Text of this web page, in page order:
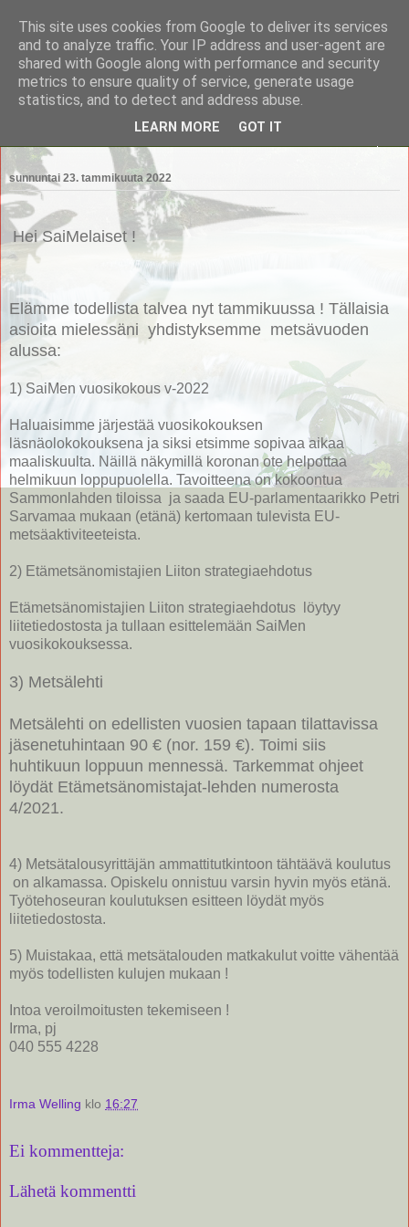
Saimaan Metsänomistajat
Saimaan Metsänomistajat
sunnuntai 23. tammikuuta 2022
Hei SaiMelaiset !
Elämme todellista talvea nyt tammikuussa ! Tällaisia
asioita mielessäni yhdistyksemme metsävuoden
alussa:
1) SaiMen vuosikokous v-2022
Haluaisimme järjestää vuosikokouksen
läsnäolokokouksena ja siksi etsimme sopivaa aikaa
maaliskuulta. Näillä näkymillä koronan ote helpottaa
helmikuun loppupuolella. Tavoitteena on kokoontua
Sammonlahden tiloissa ja saada EU-parlamentaarikko Petri
Sarvamaa mukaan (etänä) kertomaan tulevista EU-
metsäaktiviteeteista.
2) Etämetsänomistajien Liiton strategiaehdotus
Etämetsänomistajien Liiton strategiaehdotus löytyy
liitetiedostosta ja tullaan esittelemään SaiMen
vuosikokouksessa.
3) Metsälehti
Metsälehti on edellisten vuosien tapaan tilattavissa
jäsenetuhintaan 90 € (nor. 159 €). Toimi siis
huhtikuun loppuun mennessä. Tarkemmat ohjeet
löydät Etämetsänomistajat-lehden numerosta
4/2021.
4) Metsätalousyrittäjän ammattitutkintoon tähtäävä koulutus
on alkamassa. Opiskelu onnistuu varsin hyvin myös etänä.
Työtehoseuran koulutuksen esitteen löydät myös
liitetiedostosta.
5) Muistakaa, että metsätalouden matkakulut voitte vähentää
myös todellisten kulujen mukaan !
Intoa veroilmoitusten tekemiseen !
Irma, pj
040 555 4228
Irma Welling klo 16:27
Ei kommentteja:
Lähetä kommentti
This site uses cookies from Google to deliver its services
and to analyze traffic. Your IP address and user-agent are
shared with Google along with performance and security
metrics to ensure quality of service, generate usage
statistics, and to detect and address abuse.
LEARN MORE GOT IT